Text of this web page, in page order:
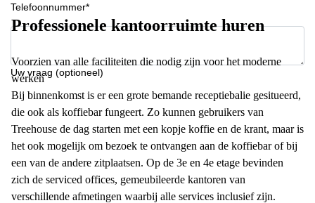
Telefoonnummer*
Uw vraag (optioneel)
Professionele kantoorruimte huren
Voorzien van alle faciliteiten die nodig zijn voor het moderne
werken
Bij binnenkomst is er een grote bemande receptiebalie gesitueerd,
die ook als koffiebar fungeert. Zo kunnen gebruikers van
Treehouse de dag starten met een kopje koffie en de krant, maar is
het ook mogelijk om bezoek te ontvangen aan de koffiebar of bij
een van de andere zitplaatsen. Op de 3e en 4e etage bevinden
zich de serviced offices, gemeubileerde kantoren van
verschillende afmetingen waarbij alle services inclusief zijn.